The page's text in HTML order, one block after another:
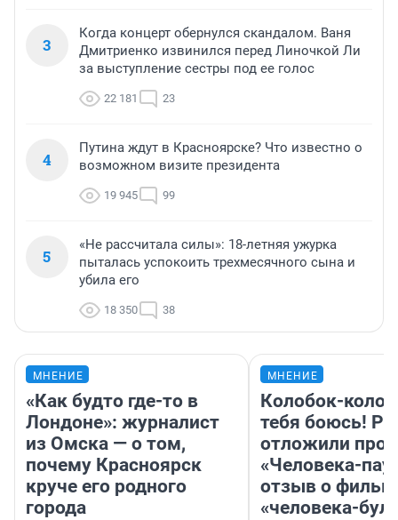
3
Когда концерт обернулся скандалом. Ваня
Дмитриенко извинился перед Линочкой Ли
за выступление сестры под ее голос
22 181 23
4
Путина ждут в Красноярске? Что известно о
возможном визите президента
19 945 99
5
«Не рассчитала силы»: 18-летняя ужурка
пыталась успокоить трехмесячного сына и
убила его
18 350 38
МНЕНИЕ
«Как будто где-то в
Лондоне»: журналист
из Омска — о том,
почему Красноярск
круче его родного
города
МНЕНИЕ
Колобок-
тебя боюсь!
отложили
«Человека-
отзыв о
«человека-